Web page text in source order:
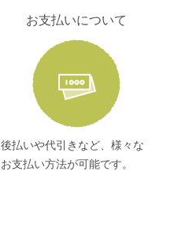
お支払いについて
後払いや代引きなど、様々な
お支払い方法が可能です。